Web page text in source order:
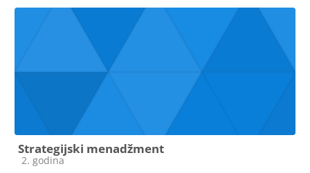
Strategijski menadžment
Kategorija e-kolegija
2. godina